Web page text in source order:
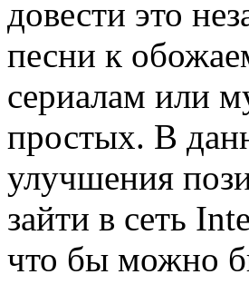
довести это
песни к
сериалам или
простых. В
улучшения
зайти в сеть
что бы можно